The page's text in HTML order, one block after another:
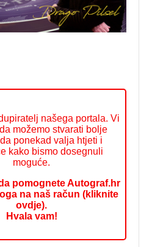
našega portala. Vi
možemo stvarati bolje
ponekad valja htjeti i
kako bismo dosegnuli
moguće.
pomognete Autograf.hr
na naš račun (kliknite
ovdje).
Hvala vam!